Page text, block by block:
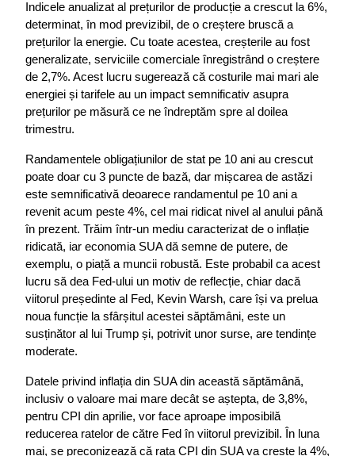
Indicele anualizat al prețurilor de producție a crescut la 6%,
determinat, în mod previzibil, de o creștere bruscă a
prețurilor la energie. Cu toate acestea, creșterile au fost
generalizate, serviciile comerciale înregistrând o creștere
de 2,7%. Acest lucru sugerează că costurile mai mari ale
energiei și tarifele au un impact semnificativ asupra
prețurilor pe măsură ce ne îndreptăm spre al doilea
trimestru.
Randamentele obligațiunilor de stat pe 10 ani au crescut
poate doar cu 3 puncte de bază, dar mișcarea de astăzi
este semnificativă deoarece randamentul pe 10 ani a
revenit acum peste 4%, cel mai ridicat nivel al anului până
în prezent. Trăim într-un mediu caracterizat de o inflație
ridicată, iar economia SUA dă semne de putere, de
exemplu, o piață a muncii robustă. Este probabil ca acest
lucru să dea Fed-ului un motiv de reflecție, chiar dacă
viitorul președinte al Fed, Kevin Warsh, care își va prelua
noua funcție la sfârșitul acestei săptămâni, este un
susținător al lui Trump și, potrivit unor surse, are tendințe
moderate.
Datele privind inflația din SUA din această săptămână,
inclusiv o valoare mai mare decât se aștepta, de 3,8%,
pentru CPI din aprilie, vor face aproape imposibilă
reducerea ratelor de către Fed în viitorul previzibil. În luna
mai, se preconizează că rata CPI din SUA va crește la 4%,